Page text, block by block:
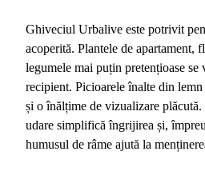
Ghiveciul Urbalive este potrivit
acoperită. Plantele de apartament,
legumele mai puțin pretențioase
recipient. Picioarele înalte din
și o înălțime de vizualizare
udare simplifică îngrijirea și,
humusul de râme ajută la